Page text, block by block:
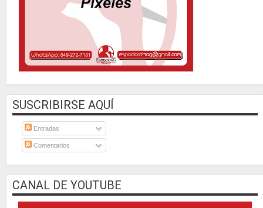
SUSCRIBIRSE AQUÍ
Entradas
Comentarios
CANAL DE YOUTUBE